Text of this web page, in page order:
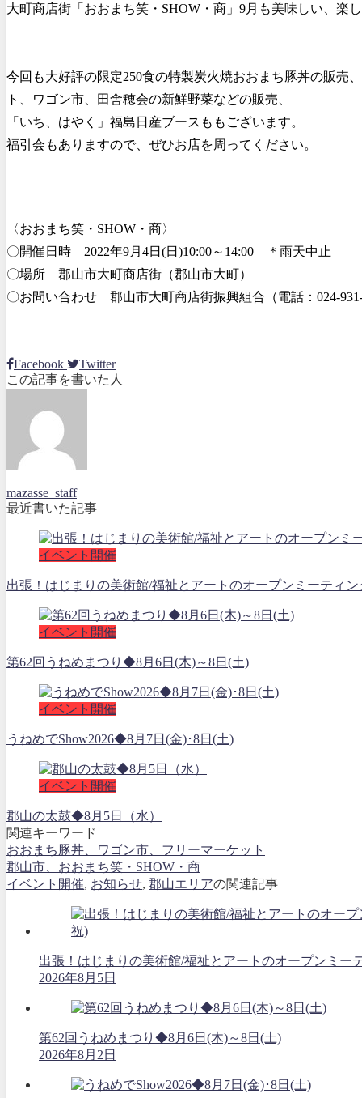
大町商店街「おおまち笑・SHOW・商」9月も美味しい、楽
今回も大好評の限定250食の特製炭火焼おおまち豚丼の販売
ト、ワゴン市、田舎穂会の新鮮野菜などの販売、
「いち、はやく」福島日産ブースももございます。
福引会もありますので、ぜひお店を周ってください。
〈おおまち笑・SHOW・商〉
〇開催日時 2022年9月4日(日)10:00～14:00 ＊雨天中止
〇場所 郡山市大町商店街（郡山市大町）
〇お問い合わせ 郡山市大町商店街振興組合（電話：024-
Facebook
Twitter
この記事を書いた人
mazasse_staff
最近書いた記事
イベント開催
出張！はじまりの美術館/福祉とアートのオープンミーティ
イベント開催
第62回うねめまつり◆8月6日(木)～8日(土)
イベント開催
うねめでShow2026◆8月7日(金)･8日(土)
イベント開催
郡山の太鼓◆8月5日（水）
関連キーワード
おおまち豚丼、ワゴン市、フリーマーケット
郡山市、おおまち笑・SHOW・商
イベント開催, お知らせ, 郡山エリアの関連記事
出張！はじまりの美術館/福祉とアートのオープンミー
2026年8月5日
第62回うねめまつり◆8月6日(木)～8日(土)
2026年8月2日